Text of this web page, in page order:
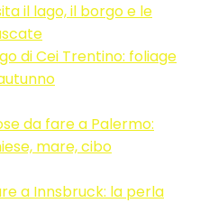
il lago, il borgo e le
di Cei Trentino: foliage
da fare a Palermo:
mare, cibo
a Innsbruck: la perla